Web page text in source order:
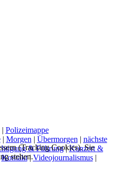
| Polizeimappe
| Morgen | Übermorgen | nächste
& Führung|Konzert &
Kontakt|Videojournalismus|
(Tracking Cookies). Sie
stehen.